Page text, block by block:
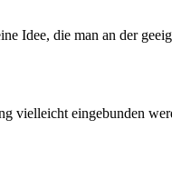
Idee, die man an der
vielleicht eingebunden